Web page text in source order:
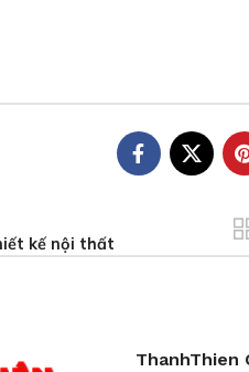
kế nội thất
ThanhThien